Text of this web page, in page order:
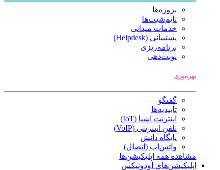
پروژه‌ها
تایم‌شیت‌ها
خدمات میدانی
پشتیبانی (Helpdesk)
برنامه‌ریزی
نوبت‌دهی
بهره‌وری
گفتگو
تأییدیه‌ها
اینترنت اشیا (IoT)
تلفن اینترنتی (VoIP)
پایگاه دانش
واتس‌اپ (اتصال)
مشاهده همه اپلیکیشن‌ها
اپلیکیشن‌های اودونیکس